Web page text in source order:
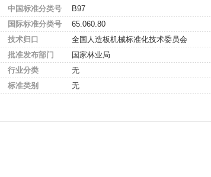
中国标准分类号
B97
国际标准分类号
65.060.80
技术归口
全国人造板机械标准化技术委员会
批准发布部门
国家林业局
行业分类
无
标准类别
无